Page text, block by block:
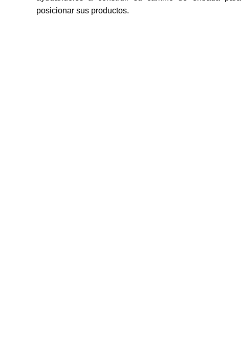
posicionar sus productos.